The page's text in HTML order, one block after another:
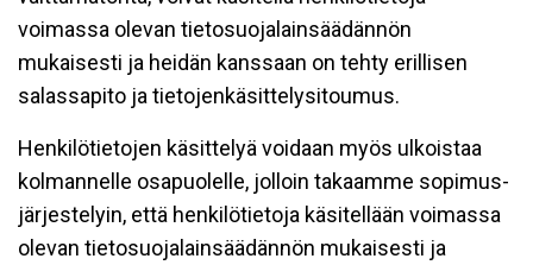
voimassa olevan tietosuojalainsäädännön
mukaisesti ja heidän kanssaan on tehty erillisen
salassapito ja tietojenkäsittelysitoumus.
Henkilötietojen käsittelyä voidaan myös ulkoistaa
kolmannelle osapuolelle, jolloin takaamme sopimus-
järjestelyin, että henkilötietoja käsitellään voimassa
olevan tietosuojalainsäädännön mukaisesti ja